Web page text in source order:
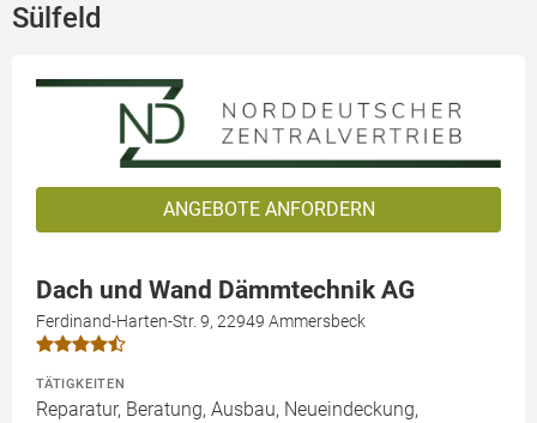
Sülfeld
ANGEBOTE ANFORDERN
Dach und Wand Dämmtechnik AG
Ferdinand-Harten-Str. 9, 22949 Ammersbeck
TÄTIGKEITEN
Reparatur, Beratung, Ausbau, Neueindeckung,